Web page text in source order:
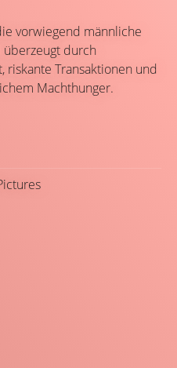
vorwiegend männliche
überzeugt durch
riskante Transaktionen und
Machthunger.